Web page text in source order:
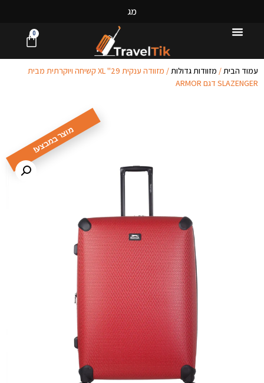
מגוו
0
עמוד הבית / מזוודות גדולות
/ מזוודה ענקית 29" XL קשיחה ויוקרתית מבית
SLAZENGER דגם ARMOR
מוצר במבצע!